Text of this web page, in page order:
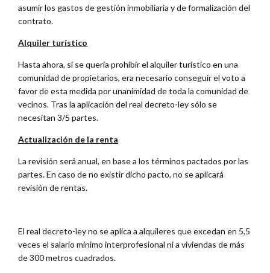
asumir los gastos de gestión inmobiliaria y de formalización del
contrato.
Alquiler turístico
Hasta ahora, si se quería prohibir el alquiler turístico en una
comunidad de propietarios, era necesario conseguir el voto a
favor de esta medida por unanimidad de toda la comunidad de
vecinos. Tras la aplicación del real decreto-ley sólo se
necesitan 3/5 partes.
Actualización de la renta
La revisión será anual, en base a los términos pactados por las
partes. En caso de no existir dicho pacto, no se aplicará
revisión de rentas.
El real decreto-ley no se aplica a alquileres que excedan en 5,5
veces el salario mínimo interprofesional ni a viviendas de más
de 300 metros cuadrados.